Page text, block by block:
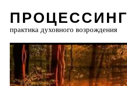
ПРОЦЕССИНГ
практика духовного возрождения